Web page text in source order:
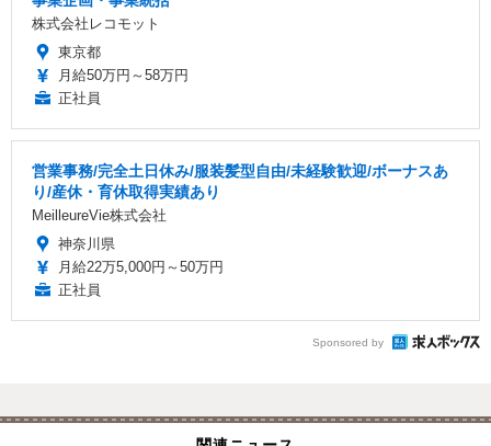
株式会社レコモット
東京都
月給50万円～58万円
正社員
営業事務/完全土日休み/服装髪型自由/未経験歓迎/ボーナスあ
り/産休・育休取得実績あり
MeilleureVie株式会社
神奈川県
月給22万5,000円～50万円
正社員
Sponsored by